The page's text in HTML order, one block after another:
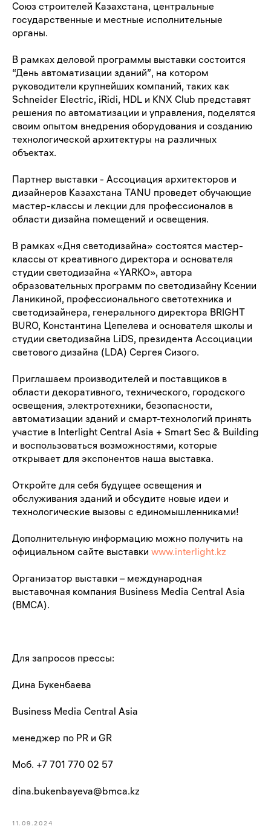
Союз строителей Казахстана, центральные
государственные и местные исполнительные
органы.
В рамках деловой программы выставки состоится
“День автоматизации зданий”, на котором
руководители крупнейших компаний, таких как
Schneider Electric, iRidi, HDL и KNX Club представят
решения по автоматизации и управления, поделятся
своим опытом внедрения оборудования и созданию
технологической архитектуры на различных
объектах.
Партнер выставки - Ассоциация архитекторов и
дизайнеров Казахстана TANU проведет обучающие
мастер-классы и лекции для профессионалов в
области дизайна помещений и освещения.
В рамках «Дня светодизайна» состоятся мастер-
классы от креативного директора и основателя
студии светодизайна «YARKO», автора
образовательных программ по светодизайну Ксении
Ланикиной, профессионального светотехника и
светодизайнера, генерального директора BRIGHT
BURO, Константина Цепелева и основателя школы и
студии светодизайна LiDS, президента Ассоциации
светового дизайна (LDA) Сергея Сизого.
Приглашаем производителей и поставщиков в
области декоративного, технического, городского
освещения, электротехники, безопасности,
автоматизации зданий и смарт-технологий принять
участие в Interlight Central Asia + Smart Sec & Building
и воспользоваться возможностями, которые
открывает для экспонентов наша выставка.
Откройте для себя будущее освещения и
обслуживания зданий и обсудите новые идеи и
технологические вызовы с единомышленниками!
Дополнительную информацию можно получить на
официальном сайте выставки www.interlight.kz
Организатор выставки – международная
выставочная компания Business Media Central Asia
(BMCA).
Для запросов прессы:
Дина Букенбаева
Business Media Central Asia
менеджер по PR и GR
Моб. +7 701 770 02 57
dina.bukenbayeva@bmca.kz
11.09.2024